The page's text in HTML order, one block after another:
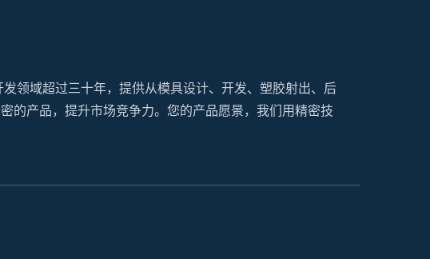
领域超过三十年，提供从模具设计、开发、塑胶射出、后
的产品，提升市场竞争力。您的产品愿景，我们用精密技